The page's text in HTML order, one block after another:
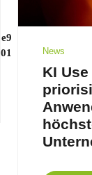
News
KI